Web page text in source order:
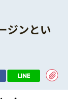
ジンとい